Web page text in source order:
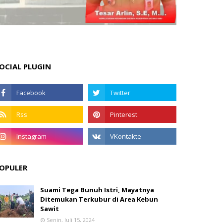
PLUGIN
Suami Tega Bunuh Istri, Mayatnya
Ditemukan Terkubur di Area Kebun
Sawit
Senin, Juli 15, 2024